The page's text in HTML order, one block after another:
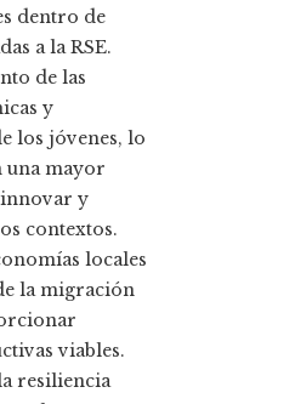
dentro de
a la RSE.
de las
y
los jóvenes, lo
una mayor
innovar y
contextos.
locales
la migración
viables.
resiliencia